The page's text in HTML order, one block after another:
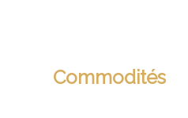
Commodités